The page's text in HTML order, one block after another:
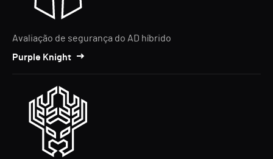
Avaliação de segurança do AD híbrido
Purple Knight